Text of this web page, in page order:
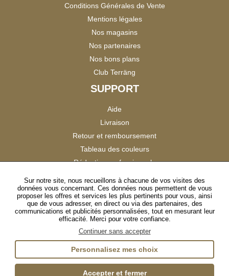
Conditions Générales de Vente
Mentions légales
Nos magasins
Nos partenaires
Nos bons plans
Club Terräng
SUPPORT
Aide
Livraison
Retour et remboursement
Tableau des couleurs
Réduction professionnels
Satisfaction Clients
SUIVEZ-NOUS
InstagramTikTokFacebookYouTubeLinkedIn
Sur notre site, nous recueillons à chacune de vos visites des
données vous concernant. Ces données nous permettent de vous
proposer les offres et services les plus pertinents pour vous, ainsi
que de vous adresser, en direct ou via des partenaires, des
communications et publicités personnalisées, tout en mesurant leur
efficacité. Merci pour votre confiance.
Continuer sans accepter
Personnalisez mes choix
Accepter et fermer